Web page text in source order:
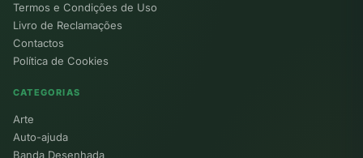
Termos e Condições de Uso
Livro de Reclamações
Contactos
Política de Cookies
CATEGORIAS
Arte
Auto-ajuda
Banda Desenhada